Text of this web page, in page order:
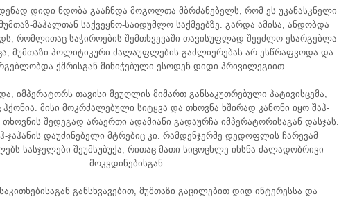
დიდი ნდობა გააჩნდა მოგოლთა მბრძანებელს, რომ ეს უკანასკნელი
მაჰალთან საქვეყნო-საიდუმლო საქმეებზე. გარდა ამისა, ანდობდა
რომლითაც საჭიროების შემთხვევაში თავისუფლად შეეძლო ესარგებლა
მუმთაზი პოლიტიკური ძალაუფლების გაძლიერებას არ ესწრაფვოდა და
ქმრისგან მინიჭებული ესოდენ დიდი პრივილეგიით.
იმპერატორს თავისი მეუღლის მიმართ განსაკუთრებული პატივისცემა,
მისი მოკრძალებული სიტყვა და თხოვნა ხშირად კანონი იყო შაჰ-
თხოვნის შედეგად არაერთი ადამიანი გადაურჩა იმპერატორისაგან დასჯას.
ჯაჰანის დაუძინებელი მტრებიც კი. რამდენჯერმე დედოფლის ჩარევამ
სასჯელები შეუმსუბუქა, რითაც მათი სიცოცხლე იხსნა ძალადობრივი
მოკვდინებისგან.
განსხვავებით, მუმთაზი გაცილებით დიდ ინტერესსა და